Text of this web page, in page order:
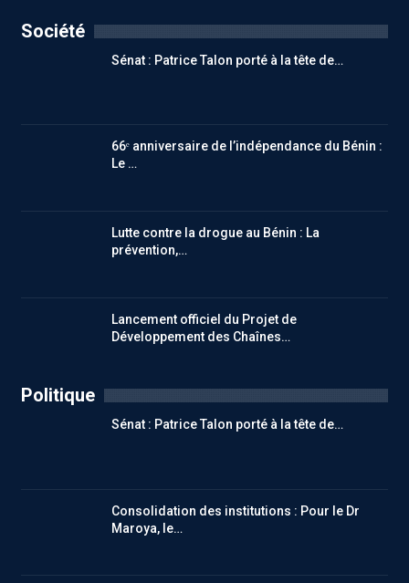
Société
Sénat : Patrice Talon porté à la tête de…
66ᵉ anniversaire de l’indépendance du Bénin :
Le …
Lutte contre la drogue au Bénin : La
prévention,…
Lancement officiel du Projet de
Développement des Chaînes…
Politique
Sénat : Patrice Talon porté à la tête de…
Consolidation des institutions : Pour le Dr
Maroya, le…